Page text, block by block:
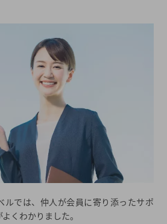
ルでは、仲人が会員に寄り添ったサポ
くわかりました。